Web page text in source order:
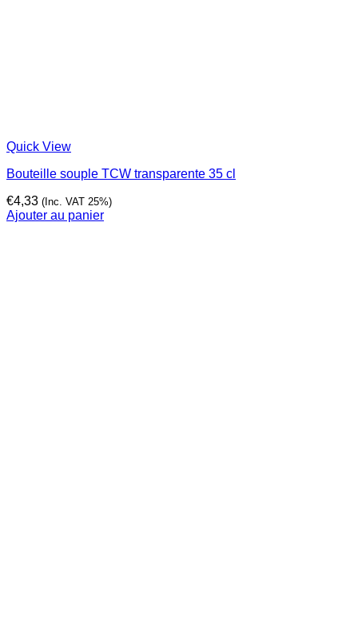
Quick View
Bouteille souple TCW transparente 35 cl
€4,33 (Inc. VAT 25%)
Ajouter au panier